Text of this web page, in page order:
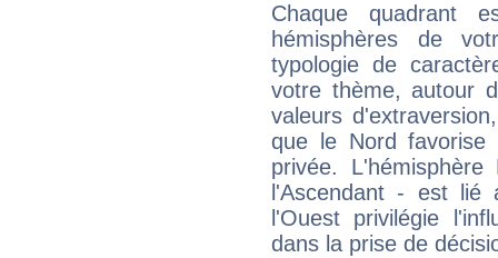
Chaque quadrant
hémisphères de
typologie de
votre thème, autour
valeurs
que le Nord favorise
privée.
l'Ascendant - est
l'Ouest privilégie
dans la prise de